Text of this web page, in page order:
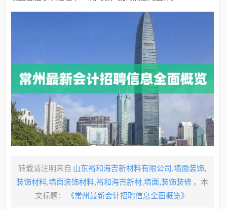
转载请注明来自 山东裕和海吉新材料有限公司,墙面装饰,
装饰材料,墙面装饰材料,裕和海吉新材,墙面,装饰装修 ，本
文标题：
《常州最新会计招聘信息全面概览》